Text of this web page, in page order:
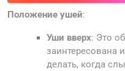
Положение ушей:
Уши вверх: Это
заинтересована
делать, когда